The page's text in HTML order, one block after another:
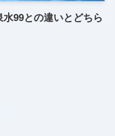
99との違いとどちら